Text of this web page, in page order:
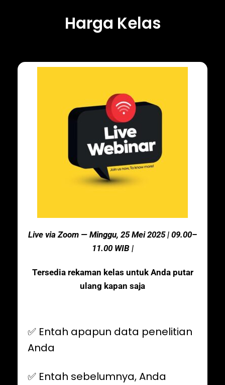
Harga Kelas
Live via Zoom — Minggu, 25 Mei 2025| 09.00–
11.00 WIB |
Tersedia rekaman kelas untuk Anda putar
ulang kapan saja
✅️ Entah apapun data penelitian
Anda
✅️ Entah sebelumnya, Anda